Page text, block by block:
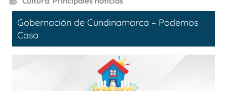
Gobernación de Cundinamarca – Podemos
Casa